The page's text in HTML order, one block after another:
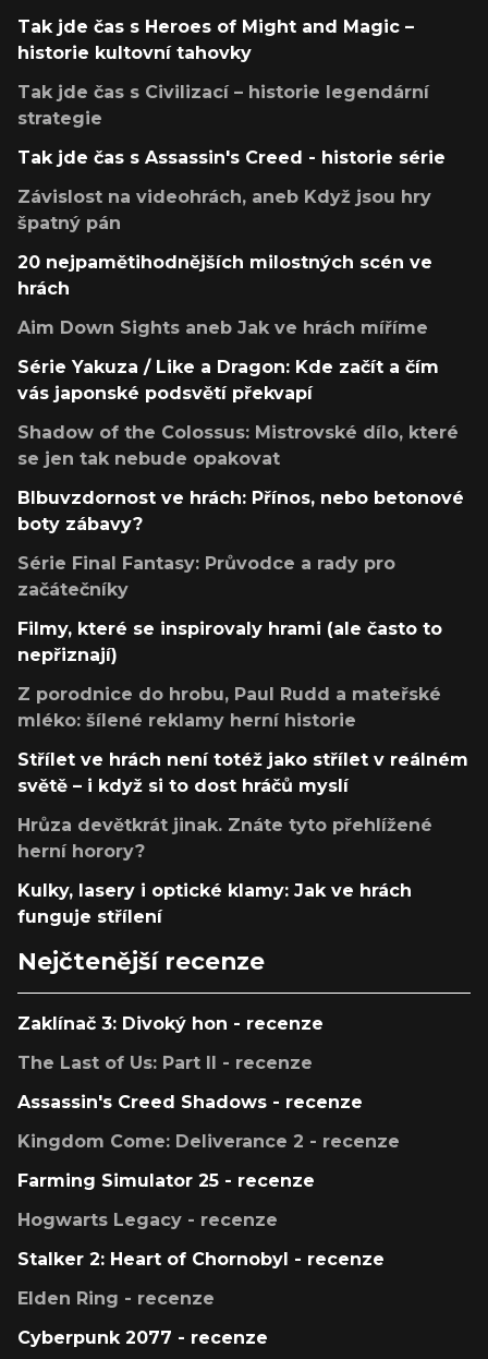
Tak jde čas s Heroes of Might and Magic –
historie kultovní tahovky
Tak jde čas s Civilizací – historie legendární
strategie
Tak jde čas s Assassin's Creed - historie série
Závislost na videohrách, aneb Když jsou hry
špatný pán
20 nejpamětihodnějších milostných scén ve
hrách
Aim Down Sights aneb Jak ve hrách míříme
Série Yakuza / Like a Dragon: Kde začít a čím
vás japonské podsvětí překvapí
Shadow of the Colossus: Mistrovské dílo, které
se jen tak nebude opakovat
Blbuvzdornost ve hrách: Přínos, nebo betonové
boty zábavy?
Série Final Fantasy: Průvodce a rady pro
začátečníky
Filmy, které se inspirovaly hrami (ale často to
nepřiznají)
Z porodnice do hrobu, Paul Rudd a mateřské
mléko: šílené reklamy herní historie
Střílet ve hrách není totéž jako střílet v reálném
světě – i když si to dost hráčů myslí
Hrůza devětkrát jinak. Znáte tyto přehlížené
herní horory?
Kulky, lasery i optické klamy: Jak ve hrách
funguje střílení
Nejčtenější recenze
Zaklínač 3: Divoký hon - recenze
The Last of Us: Part II - recenze
Assassin's Creed Shadows - recenze
Kingdom Come: Deliverance 2 - recenze
Farming Simulator 25 - recenze
Hogwarts Legacy - recenze
Stalker 2: Heart of Chornobyl - recenze
Elden Ring - recenze
Cyberpunk 2077 - recenze